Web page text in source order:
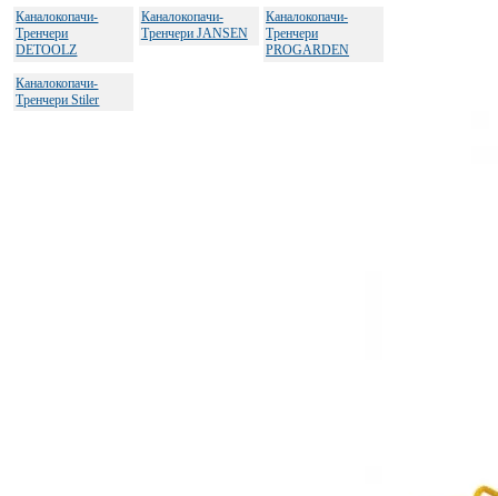
Каналокопачи-
Тренчери
DETOOLZ
Каналокопачи-
Тренчери JANSEN
Каналокопачи-
Тренчери
PROGARDEN
Каналокопачи-
Тренчери Stiler